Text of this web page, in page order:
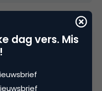
dag vers. Mis